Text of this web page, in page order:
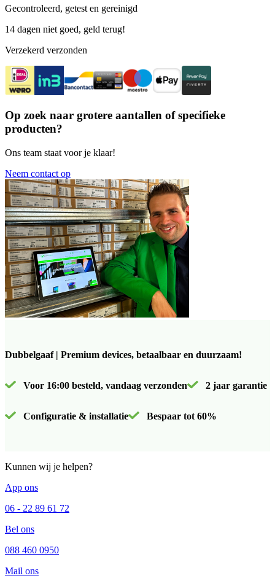
Gecontroleerd, getest en gereinigd
14 dagen niet goed, geld terug!
Verzekerd verzonden
Op zoek naar grotere aantallen of specifieke
producten?
Ons team staat voor je klaar!
Neem contact op
Dubbelgaaf | Premium devices, betaalbaar en duurzaam!
Voor 16:00 besteld, vandaag verzonden 2 jaar garantie
Configuratie & installatie Bespaar tot 60%
Kunnen wij je helpen?
App ons
06 - 22 89 61 72
Bel ons
088 460 0950
Mail ons